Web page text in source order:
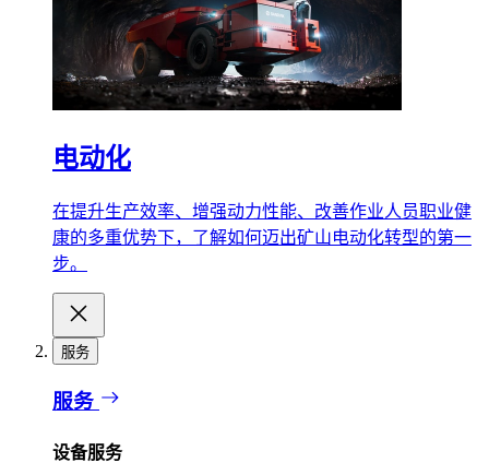
电动化
在提升生产效率、增强动力性能、改善作业人员职业健
康的多重优势下，了解如何迈出矿山电动化转型的第一
步。
服务
服务
设备服务